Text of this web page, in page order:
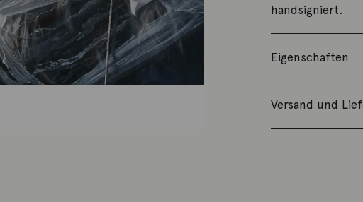
handsigniert.
Eigenschaften
Versand und